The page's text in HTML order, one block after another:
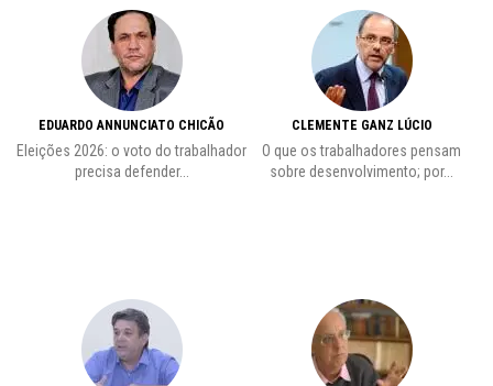
EDUARDO ANNUNCIATO CHICÃO
Eleições 2026: o voto do trabalhador
precisa defender...
CLEMENTE GANZ LÚCIO
O que os trabalhadores pensam
sobre desenvolvimento; por...